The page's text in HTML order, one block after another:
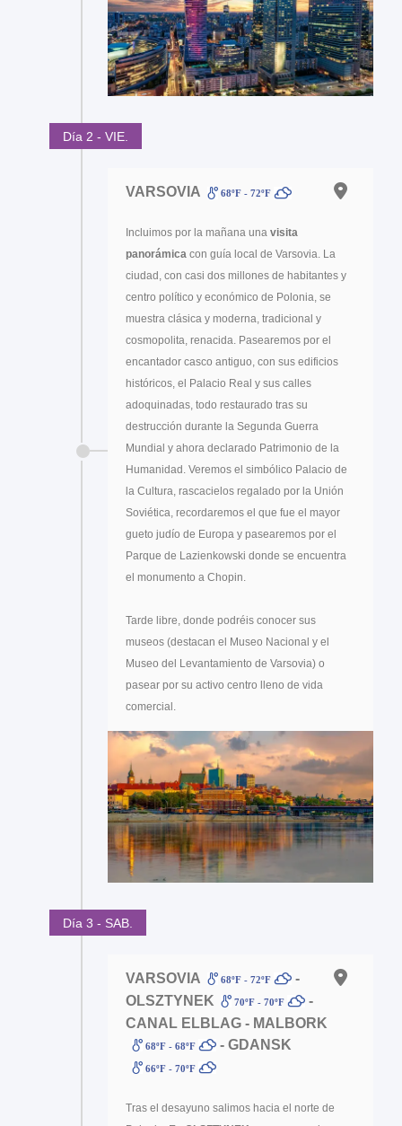
Día 2 - VIE.
VARSOVIA 68ºF - 72ºF
Incluimos por la mañana una visita
panorámica con guía local de Varsovia. La
ciudad, con casi dos millones de habitantes y
centro político y económico de Polonia, se
muestra clásica y moderna, tradicional y
cosmopolita, renacida. Pasearemos por el
encantador casco antiguo, con sus edificios
históricos, el Palacio Real y sus calles
adoquinadas, todo restaurado tras su
destrucción durante la Segunda Guerra
Mundial y ahora declarado Patrimonio de la
Humanidad. Veremos el simbólico Palacio de
la Cultura, rascacielos regalado por la Unión
Soviética, recordaremos el que fue el mayor
gueto judío de Europa y pasearemos por el
Parque de Lazienkowski donde se encuentra
el monumento a Chopin.
Tarde libre, donde podréis conocer sus
museos (destacan el Museo Nacional y el
Museo del Levantamiento de Varsovia) o
pasear por su activo centro lleno de vida
comercial.
Día 3 - SAB.
VARSOVIA 68ºF - 72ºF
-
OLSZTYNEK
70ºF - 70ºF
-
CANAL ELBLAG - MALBORK
68ºF - 68ºF - GDANSK
66ºF - 70ºF
Tras el desayuno salimos hacia el norte de